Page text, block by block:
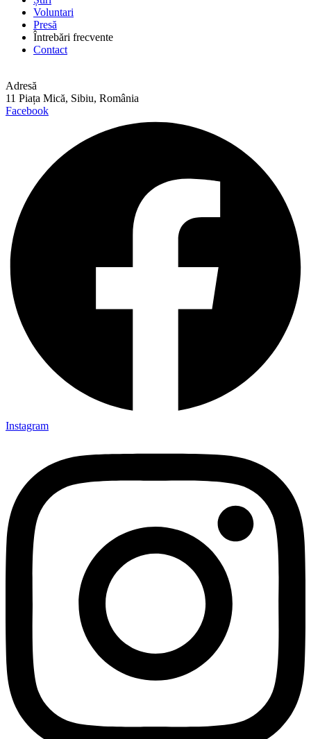
Voluntari
Presă
Întrebări frecvente
Contact
Adresă
11 Piața Mică, Sibiu, România
Facebook
Instagram